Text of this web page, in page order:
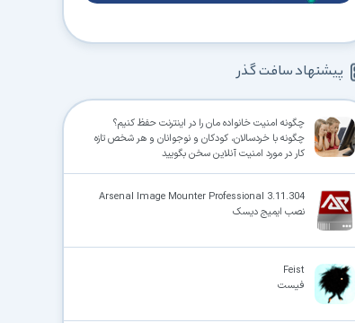
پیشنهاد سافت گذر
چگونه امنیت خانواده مان را در اینترنت حفظ کنیم؟
چگونه با خردسالان، کودکان و نوجوانان و هر شخص تازه
کار در مورد امنیت آنلاین سخن بگویید
Arsenal Image Mounter Professional 3.11.304
نصب ایمیج دیسک
Feist
فیست